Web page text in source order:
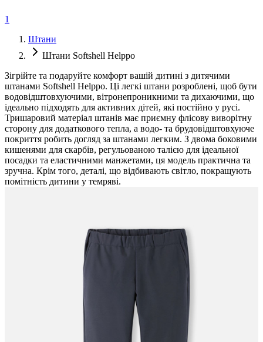
1
Штани
Штани Softshell Helppo
Зігрійте та подаруйте комфорт вашій дитині з дитячими
штанами Softshell Helppo. Ці легкі штани розроблені, щоб бути
водовідштовхуючими, вітронепроникними та дихаючими, що
ідеально підходять для активних дітей, які постійно у русі.
Тришаровий матеріал штанів має приємну флісову виворітну
сторону для додаткового тепла, а водо- та брудовідштовхуюче
покриття робить догляд за штанами легким. З двома боковими
кишенями для скарбів, регульованою талією для ідеальної
посадки та еластичними манжетами, ця модель практична та
зручна. Крім того, деталі, що відбивають світло, покращують
помітність дитини у темряві.